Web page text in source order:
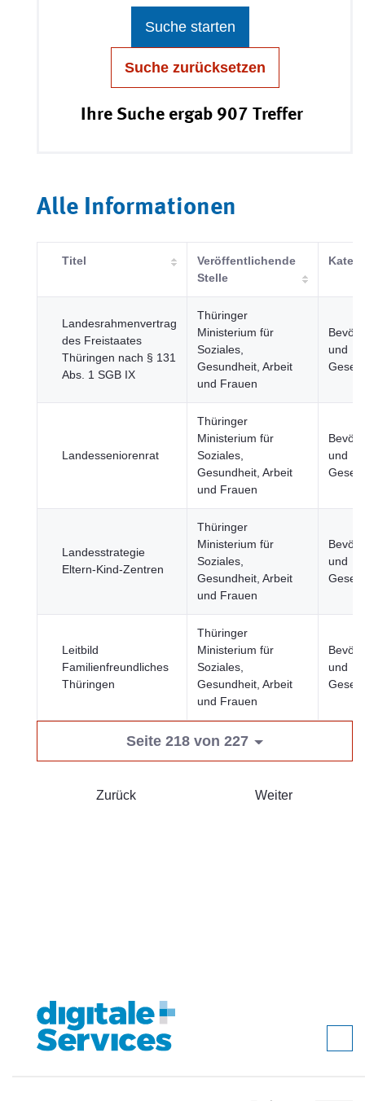
Suche starten
Suche zurücksetzen
Ihre Suche ergab 907 Treffer
Alle Informationen
Titel
Veröffentlichende
Stelle
Landesrahmenvertrag
des Freistaates
Thüringen nach § 131
Abs. 1 SGB IX
Thüringer
Ministerium für
Soziales,
Gesundheit, Arbeit
und Frauen
und
Landesseniorenrat
Thüringer
Ministerium für
Soziales,
Gesundheit, Arbeit
und Frauen
und
Landesstrategie
Eltern-Kind-Zentren
Thüringer
Ministerium für
Soziales,
Gesundheit, Arbeit
und Frauen
und
Leitbild
Familienfreundliches
Thüringen
Thüringer
Ministerium für
Soziales,
Gesundheit, Arbeit
und Frauen
und
Seite 218 von 227
Zurück Weiter